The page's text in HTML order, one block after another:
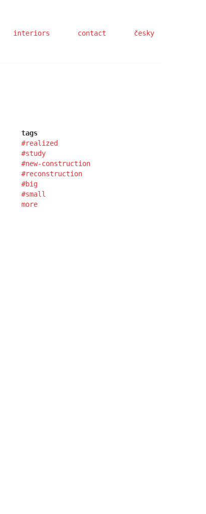
interiors contact česky
tags
realized
study
new-construction
reconstruction
big
small
more